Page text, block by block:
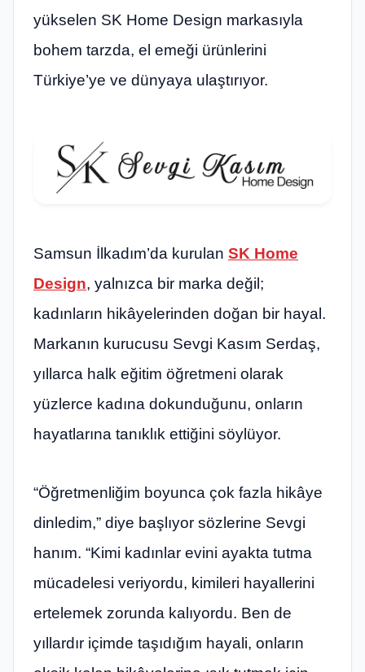
yükselen SK Home Design markasıyla
bohem tarzda, el emeği ürünlerini
Türkiye’ye ve dünyaya ulaştırıyor.
Samsun İlkadım’da kurulan SK Home
Design, yalnızca bir marka değil;
kadınların hikâyelerinden doğan bir hayal.
Markanın kurucusu Sevgi Kasım Serdaş,
yıllarca halk eğitim öğretmeni olarak
yüzlerce kadına dokunduğunu, onların
hayatlarına tanıklık ettiğini söylüyor.
“Öğretmenliğim boyunca çok fazla hikâye
dinledim,” diye başlıyor sözlerine Sevgi
hanım. “Kimi kadınlar evini ayakta tutma
mücadelesi veriyordu, kimileri hayallerini
ertelemek zorunda kalıyordu. Ben de
yıllardır içimde taşıdığım hayali, onların